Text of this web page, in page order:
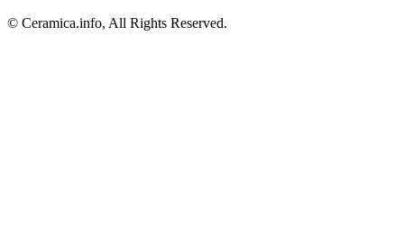
© Ceramica.info, All Rights Reserved.